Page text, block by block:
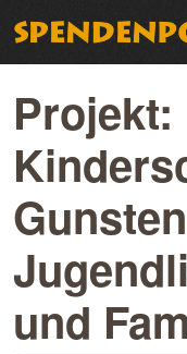
Projekt:
und